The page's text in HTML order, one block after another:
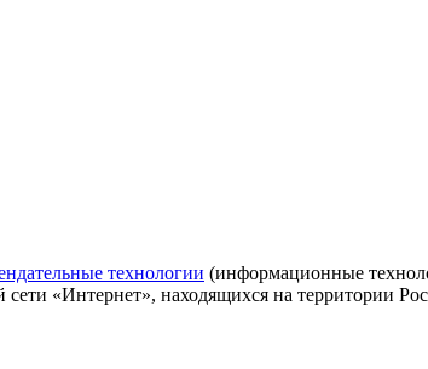
технологии (информационные
сети «Интернет», находящихся на территории